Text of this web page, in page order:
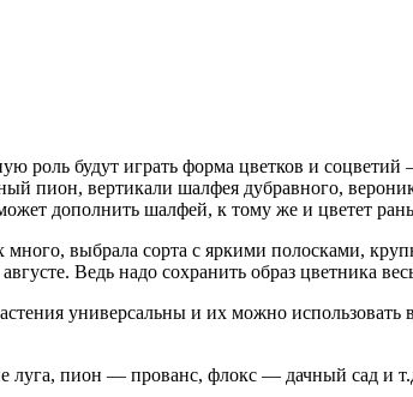
роль будут играть форма цветков и
пион, вертикали шалфея дубравного,
дополнить шалфей, к тому же и цветет
выбрала сорта с яркими полосками,
Ведь надо сохранить образ цветника
универсальны и их можно
луга, пион — прованс, флокс — дачный сад и